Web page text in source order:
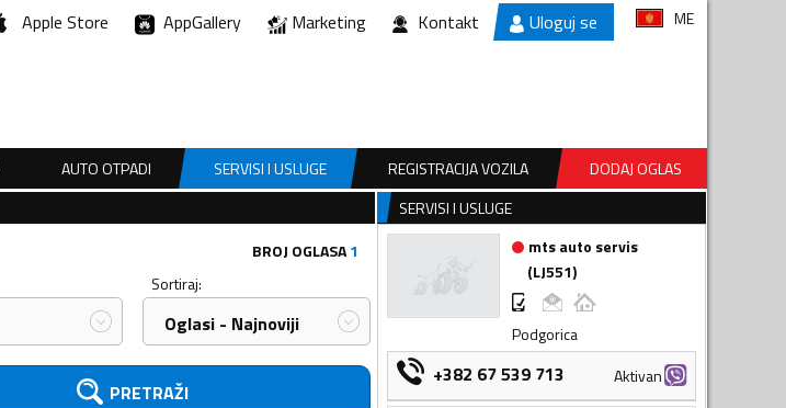
Apple Store AppGallery Marketing Kontakt Uloguj se ME
AUTO OTPADI SERVISI I USLUGE REGISTRACIJA VOZILA
DODAJ OGLAS
BROJ OGLASA1
Sortiraj:
Oglasi - Najnoviji
PRETRAŽI
SERVISI I USLUGE
mts auto servis
(LJ551)
Podgorica
+382 67 539 713
Aktivan